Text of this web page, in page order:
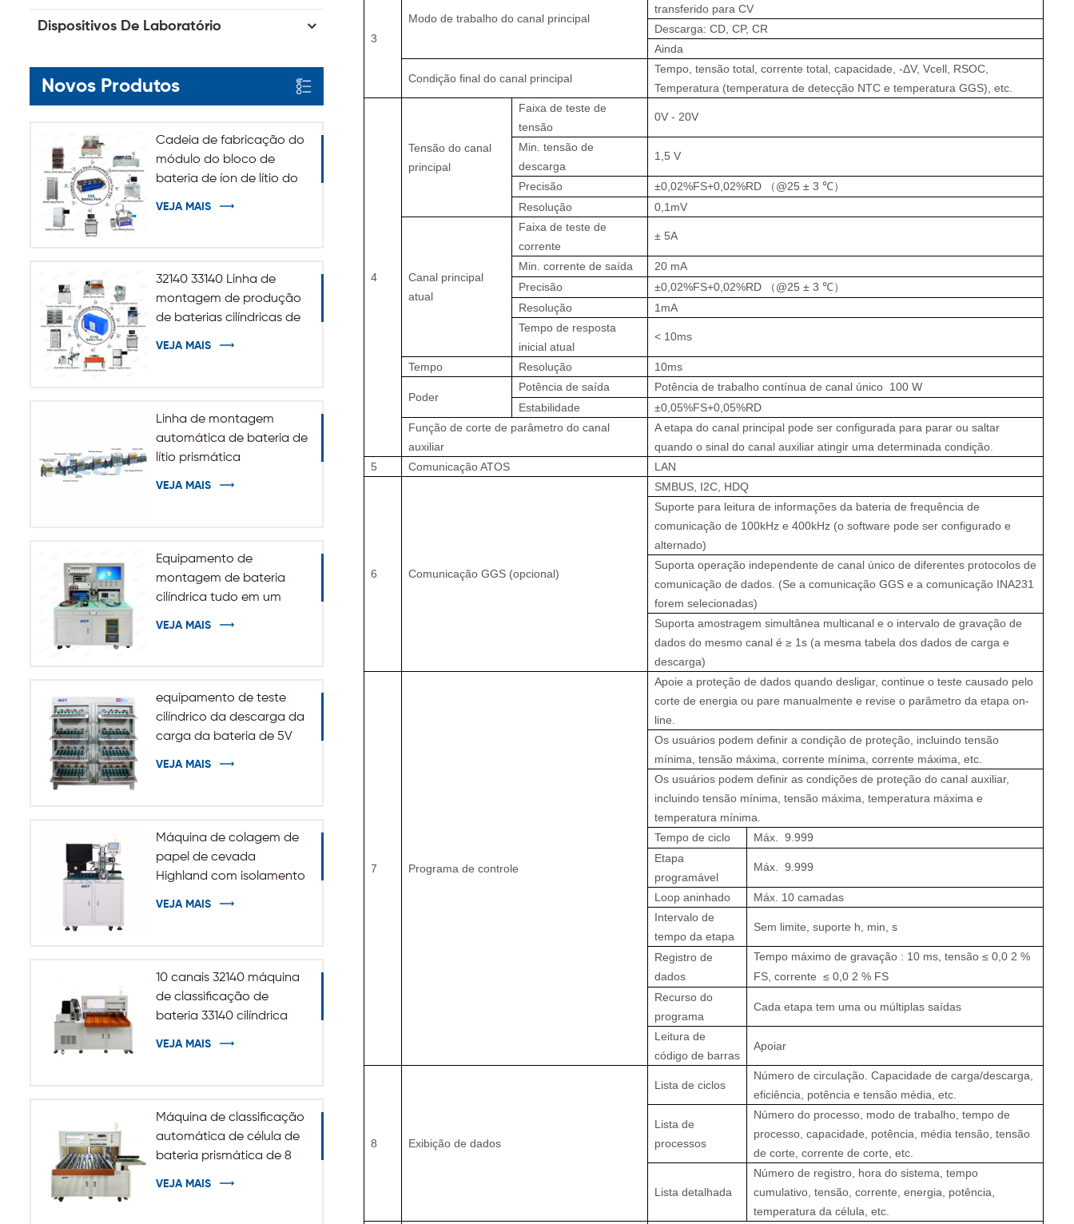
Dispositivos De Laboratório
Novos Produtos
Cadeia de fabricação do
módulo do bloco de
bateria de íon de lítio do
VEJA MAIS
32140 33140 Linha de
montagem de produção
de baterias cilíndricas de
VEJA MAIS
Linha de montagem
automática de bateria de
lítio prismática
VEJA MAIS
Equipamento de
montagem de bateria
cilíndrica tudo em um
VEJA MAIS
equipamento de teste
cilíndrico da descarga da
carga da bateria de 5V
VEJA MAIS
Máquina de colagem de
papel de cevada
Highland com isolamento
VEJA MAIS
10 canais 32140 máquina
de classificação de
bateria 33140 cilíndrica
VEJA MAIS
Máquina de classificação
automática de célula de
bateria prismática de 8
VEJA MAIS
3
Modo de trabalho do canal principal
transferido para CV
Descarga: CD, CP, CR
Ainda
Condição final do canal principal
Tempo, tensão total, corrente total, capacidade, -ΔV, Vcell, RSOC,
Temperatura (temperatura de detecção NTC e temperatura GGS), etc.
4
Tensão do canal
principal
Faixa de teste de
tensão
0V - 20V
Min. tensão de
descarga
1,5 V
Precisão ±0,02%FS+0,02%RD （@25 ± 3 ℃）
Resolução
0,1mV
Canal principal
atual
Faixa de teste de
corrente
± 5A
Min. corrente de saída 20 mA
Precisão
±0,02%FS+0,02%RD （@25 ± 3 ℃）
Resolução
1mA
Tempo de resposta
inicial atual
< 10ms
Tempo Resolução 10ms
Poder
Potência de saída Potência de trabalho contínua de canal único 100 W
Estabilidade
±0,05%FS+0,05%RD
Função de corte de parâmetro do canal
auxiliar
A etapa do canal principal pode ser configurada para parar ou saltar
quando o sinal do canal auxiliar atingir uma determinada condição.
5
Comunicação ATOS LAN
6 Comunicação GGS (opcional)
SMBUS, I2C, HDQ
Suporte para leitura de informações da bateria de frequência de
comunicação de 100kHz e 400kHz (o software pode ser configurado e
alternado)
Suporta operação independente de canal único de diferentes protocolos de
comunicação de dados. (Se a comunicação GGS e a comunicação INA231
forem selecionadas)
Suporta amostragem simultânea multicanal e o intervalo de gravação de
dados do mesmo canal é ≥ 1s (a mesma tabela dos dados de carga e
descarga)
7 Programa de controle
Apoie a proteção de dados quando desligar, continue o teste causado pelo
corte de energia ou pare manualmente e revise o parâmetro da etapa on-
line.
Os usuários podem definir a condição de proteção, incluindo tensão
mínima, tensão máxima, corrente mínima, corrente máxima, etc.
Os usuários podem definir as condições de proteção do canal auxiliar,
incluindo tensão mínima, tensão máxima, temperatura máxima e
temperatura mínima.
Tempo de ciclo
Máx.
9.999
Etapa
programável
Máx. 9.999
Loop aninhado
Máx. 10 camadas
Intervalo de
tempo da etapa
Sem limite, suporte h, min, s
Registro de
dados
Tempo máximo de gravação : 10 ms, tensão ≤ 0,0 2 %
FS, corrente ≤ 0,0 2 % FS
Recurso do
programa
Cada etapa tem uma ou múltiplas saídas
Leitura de
código de barras
Apoiar
8 Exibição de dados
Lista de ciclos
Número de circulação. Capacidade de carga/descarga,
eficiência, potência e tensão média, etc.
Lista de
processos
Número do processo, modo de trabalho, tempo de
processo, capacidade, potência, média tensão, tensão
de corte, corrente de corte, etc.
Lista detalhada
Número de registro, hora do sistema, tempo
cumulativo, tensão, corrente, energia, potência,
temperatura da célula, etc.